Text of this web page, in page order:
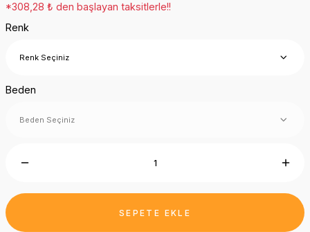
*308,28 ₺ den başlayan taksitlerle!!
Renk
Beden
SEPETE EKLE